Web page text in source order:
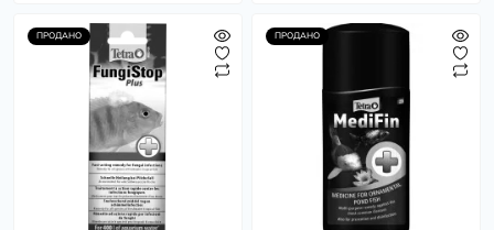
ПРОДАНО ПРОДАНО